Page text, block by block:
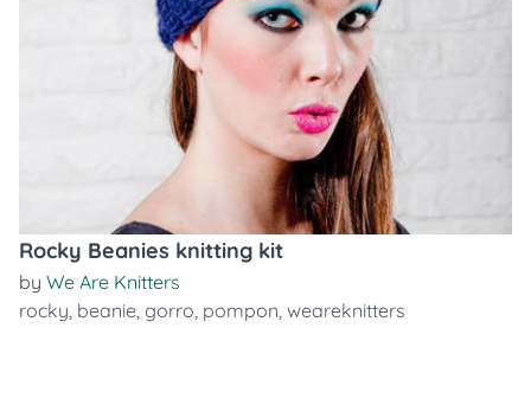
Rocky Beanies knitting kit
by We Are Knitters
rocky, beanie, gorro, pompon, weareknitters